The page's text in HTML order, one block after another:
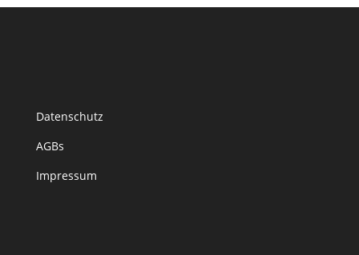
Datenschutz
AGBs
Impressum